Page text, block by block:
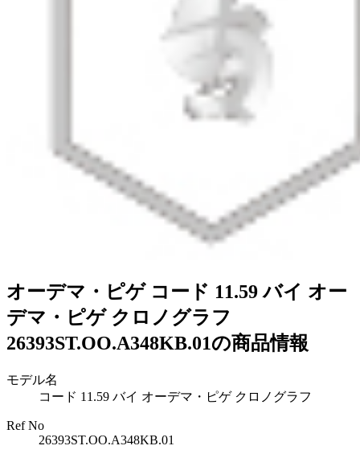
オーデマ・ピゲ コード 11.59 バイ オー
デマ・ピゲ クロノグラフ
26393ST.OO.A348KB.01の商品情報
モデル名
コード 11.59 バイ オーデマ・ピゲ クロノグラフ
Ref No
26393ST.OO.A348KB.01